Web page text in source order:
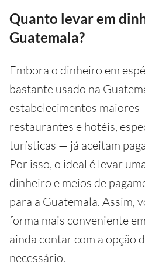
Quanto levar em
Guatemala?
Embora o dinheiro em
bastante usado na
estabelecimentos maiores
restaurantes e hotéis,
turísticas — já aceitam
Por isso, o ideal é levar
dinheiro e meios de
para a Guatemala. Assim,
forma mais conveniente
ainda contar com a opção
necessário.